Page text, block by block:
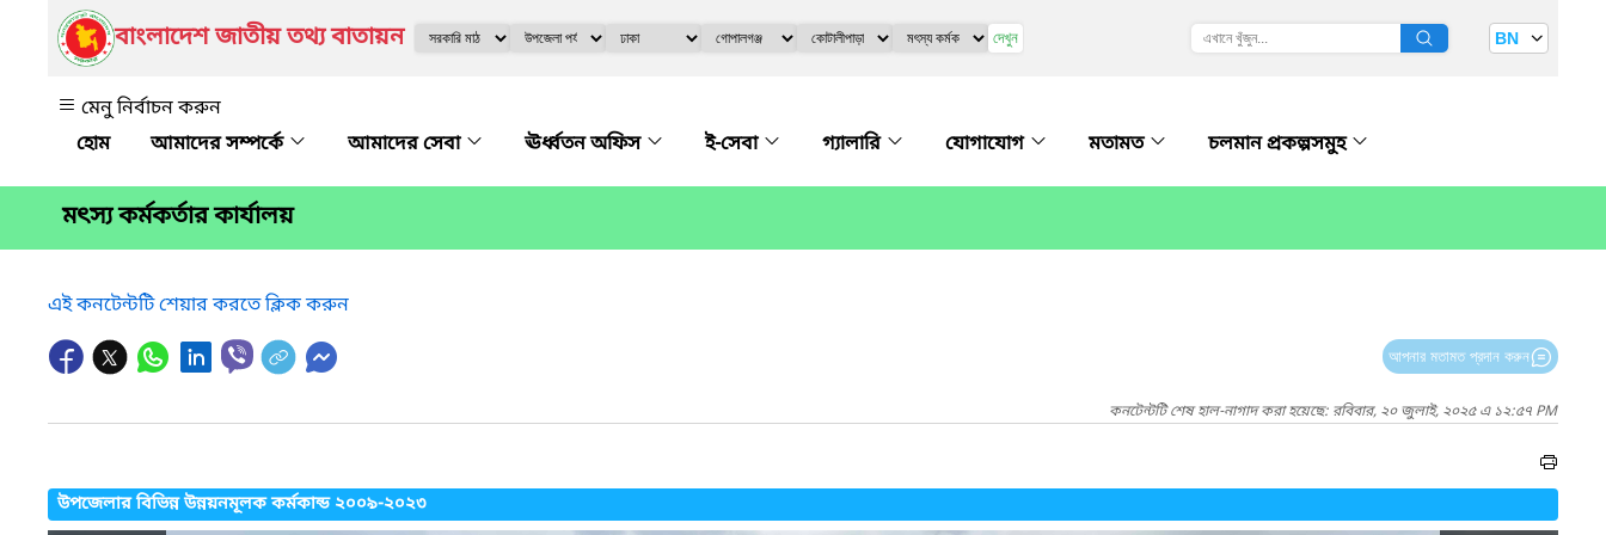
বাংলাদেশ জাতীয় তথ্য বাতায়ন দেখুন BN
মেনু নির্বাচন করুন
আমাদের সম্পর্কে
আমাদের সেবা ঊর্ধ্বতন অফিস ই-সেবা গ্যালারি যোগাযোগ মতামত চলমান প্রকল্পসমুহ
মৎস্য কর্মকর্তার কার্যালয়
এই কনটেন্টটি শেয়ার করতে ক্লিক করুন
আপনার মতামত প্রদান করুন
কনটেন্টটি শেষ হাল-নাগাদ করা হয়েছে: রবিবার, ২০ জুলাই, ২০২৫ এ ১২:৫৭ PM
উপজেলার বিভিন্ন উন্নয়নমূলক কর্মকান্ড ২০০৯-২০২৩